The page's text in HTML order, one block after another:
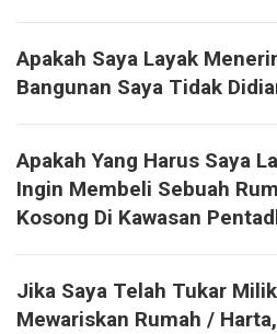
Apakah Saya Layak
Bangunan Saya Tidak
Apakah Yang Harus Saya
Ingin Membeli Sebuah
Kosong Di Kawasan
Jika Saya Telah Tukar
Mewariskan Rumah /